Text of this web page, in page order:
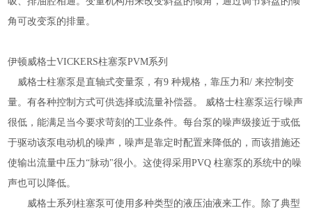
角可改变泵的排量。
伊顿威格士VICKERS柱塞泵PVM系列
威格士柱塞泵是直轴式变量泵，有9种规格，靠压力和/来控制变
量。有各种控制方式可供选择或流量补偿器。 威格士柱塞泵运行噪声
很低，能满足当今要求苛刻的工业条件。每台泵的噪声级接近于或低
于驱动该泵电动机的噪声，噪声是靠定时配置来降低的，而该措施还
使输出流量中压力“脉动"很小。这使得采用PVQ柱塞泵的系统中的噪
声也可以降低。
威格士系列柱塞泵可使用多种类型的液压油液来工作。除了典型